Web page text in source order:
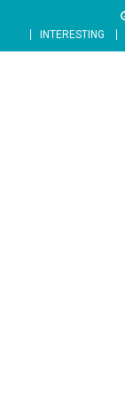
content
INTERESTING